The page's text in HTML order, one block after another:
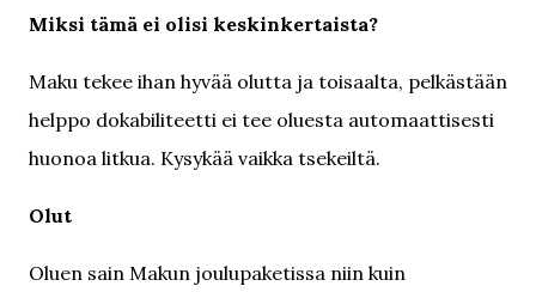
Miksi tämä ei olisi keskinkertaista?
Maku tekee ihan hyvää olutta ja toisaalta, pelkästään
helppo dokabiliteetti ei tee oluesta automaattisesti
huonoa litkua. Kysykää vaikka tsekeiltä.
Olut
Oluen sain Makun joulupaketissa niin kuin